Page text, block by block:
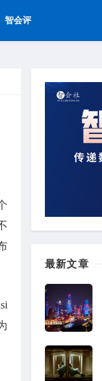
智会评
最新文章